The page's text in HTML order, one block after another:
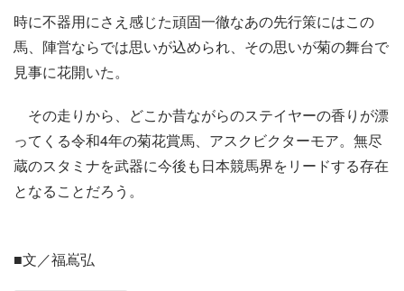
時に不器用にさえ感じた頑固一徹なあの先行策にはこの
馬、陣営ならでは思いが込められ、その思いが菊の舞台で
見事に花開いた。
その走りから、どこか昔ながらのステイヤーの香りが漂
ってくる令和4年の菊花賞馬、アスクビクターモア。無尽
蔵のスタミナを武器に今後も日本競馬界をリードする存在
となることだろう。
■文／福嶌弘